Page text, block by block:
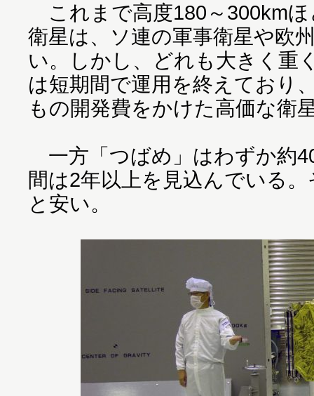
これまで高度180～300km
衛星は、ソ連の軍事衛星や欧
い。しかし、どれも大きく重
は短期間で運用を終えており
もの開発費をかけた高価な衛
一方「つばめ」はわずか約
間は2年以上を見込んでいる
と安い。